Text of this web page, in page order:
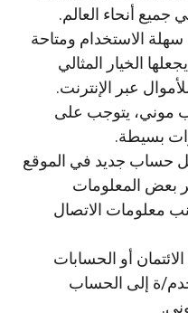
أنحاء العالم.
الاستخدام ومتاحة
الخيار المثالي
عبر الإنترنت.
موني، يتوجب على
بسيطة.
حساب جديد في الموقع
بعض المعلومات
معلومات الاتصال
أو الحسابات
ة إلى الحساب